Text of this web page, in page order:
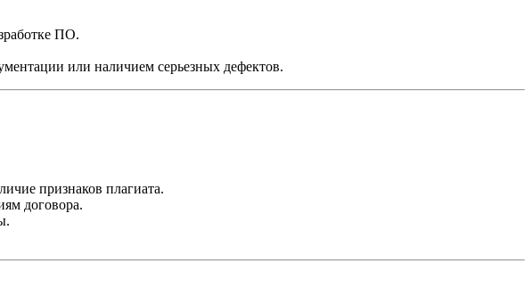
ПО.
или наличием серьезных дефектов.
признаков плагиата.
договора.